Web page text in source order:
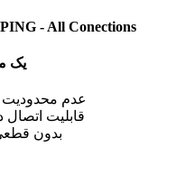
- All Conections
یک
عدم
قابلیت اتصال
بدون